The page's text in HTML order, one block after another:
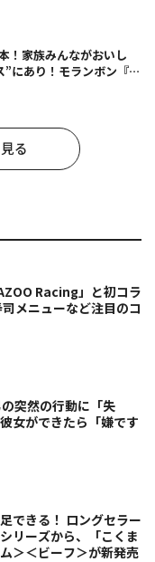
！家族みんながおいし
にあり！モランボン『生
る
Racing」と初コラ
メニューなど注目のコ
突然の行動に「失
女ができたら「嫌です
できる！ ロングセラー
リーズから、「こくま
＞＜ビーフ＞が新発売